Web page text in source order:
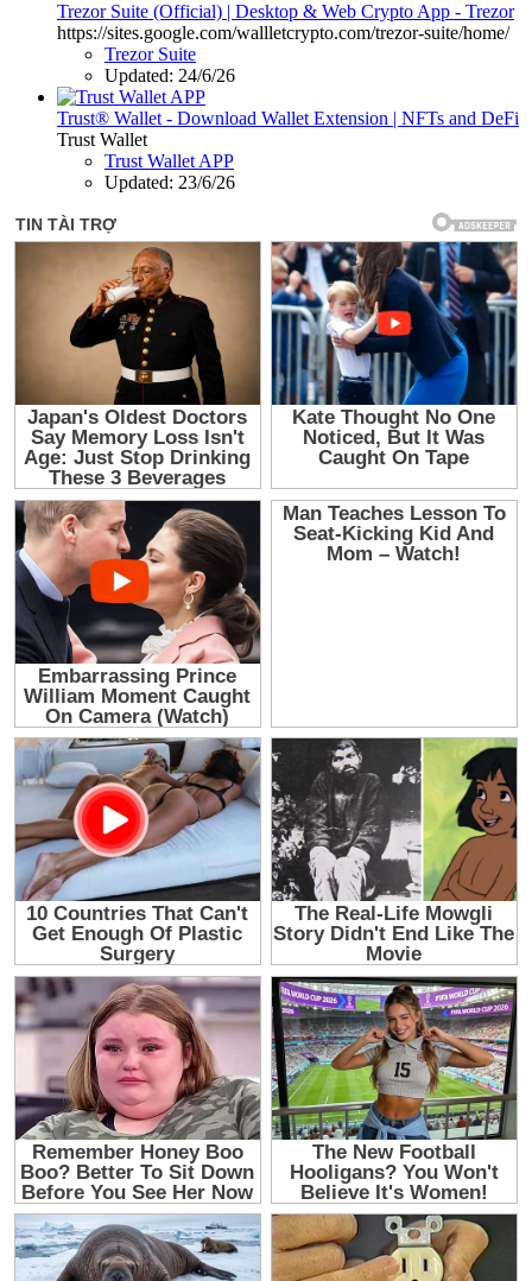
Trezor Suite (Official) | Desktop & Web Crypto App - Trezor
https://sites.google.com/wallletcrypto.com/trezor-suite/home/
Trezor Suite
Updated: 24/6/26
Trust® Wallet - Download Wallet Extension | NFTs and DeFi
Trust Wallet
Trust Wallet APP
Updated: 23/6/26